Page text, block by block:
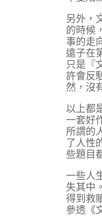
另外，
的時候
事的走
遠子在
只是『
許會反
然，沒
以上都
一套好
所謂的
了人性
些題目
一些人
失其中
得到救
參透《